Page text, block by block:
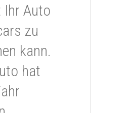
Auto
zu
kann.
hat